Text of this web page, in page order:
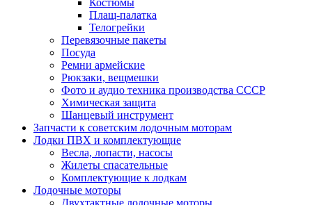
Костюмы
Плащ-палатка
Телогрейки
Перевязочные пакеты
Посуда
Ремни армейские
Рюкзаки, вещмешки
Фото и аудио техника производства СССР
Химическая защита
Шанцевый инструмент
Запчасти к советским лодочным моторам
Лодки ПВХ и комплектующие
Весла, лопасти, насосы
Жилеты спасательные
Комплектующие к лодкам
Лодочные моторы